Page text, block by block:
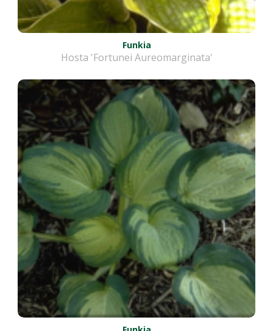
Funkia
Hosta 'Fortunei Aureomarginata'